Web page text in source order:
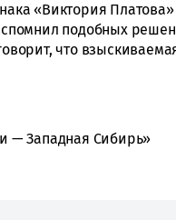
«Виктория
подобных
что
— Западная Сибирь»